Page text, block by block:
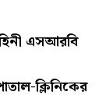
এসআরবি
ক্লিনিকের